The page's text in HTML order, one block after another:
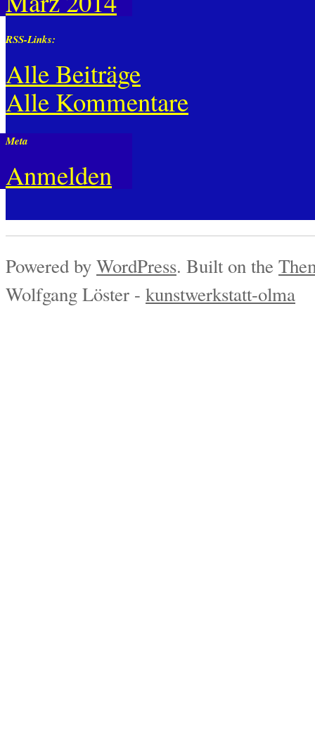
RSS-Links:
Alle Beiträge
Alle Kommentare
Meta
Anmelden
Powered byWordPress. Built on the
Wolfgang Löster - kunstwerkstatt-olma